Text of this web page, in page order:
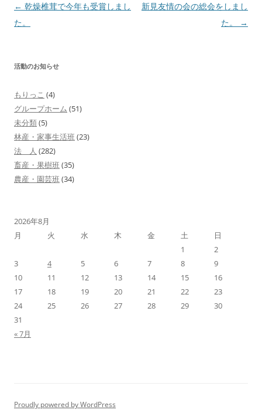
投
稿
ゲ
シ
ョ
ン
← 乾燥椎茸で今年も受賞しまし
た。
新見友情の会の総会をしまし
た。
→
活動のお知らせ
もりっこ (4)
グループホーム (51)
未分類(5)
林産・家事生活班(23)
法 人 (282)
畜産・果樹班(35)
農産・園芸班(34)
2026年8月
月
火 水 木 金 土
日
1
2
3
4 5 6 7 8
9
10
11 12 13 14 15
16
17
18 19 20 21 22
23
24
25 26 27 28 29
30
31
« 7月
Proudly powered by WordPress